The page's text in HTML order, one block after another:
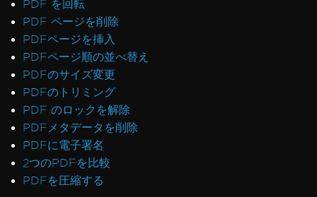
PDF を回転
PDF ページを削除
PDFページを挿入
PDFページ順の並べ替え
PDFのサイズ変更
PDFのトリミング
PDF のロックを解除
PDFメタデータを削除
PDFに電子署名
2つのPDFを比較
PDFを圧縮する